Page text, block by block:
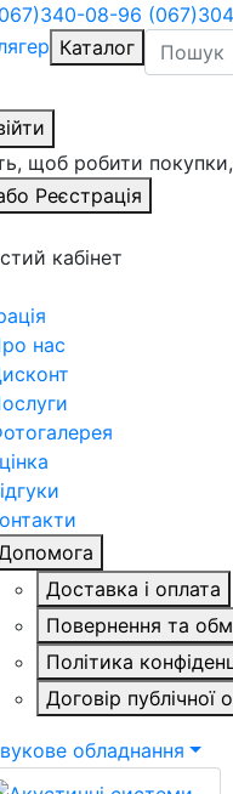
08-96
Каталог
щоб робити
Реєстрація
кабінет
нас
Доставка і оплата
Повернення та
Політика
Договір публічної
обладнання